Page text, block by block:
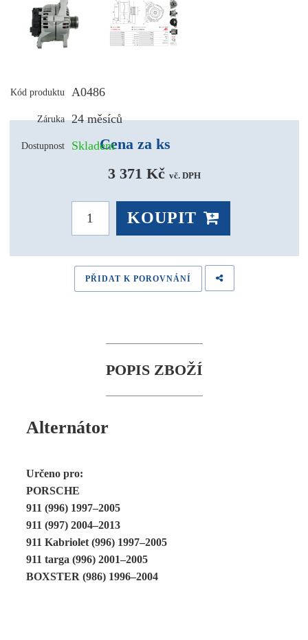
Kód produktu A0486
Záruka 24 měsíců
Dostupnost SklademCena za ks
3 371 Kč vč. DPH
KOUPIT
PŘIDAT K POROVNÁNÍ
POPIS ZBOŽÍ
Alternátor
Určeno pro:
PORSCHE
911 (996) 1997–2005
911 (997) 2004–2013
911 Kabriolet (996) 1997–2005
911 targa (996) 2001–2005
BOXSTER (986) 1996–2004